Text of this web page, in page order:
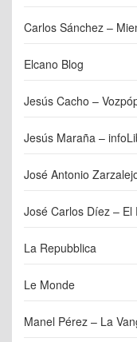
Carlos Sánchez –
Elcano Blog
Jesús Cacho –
Jesús Maraña –
José Antonio
José Carlos Díez –
La Repubblica
Le Monde
Manel Pérez – La